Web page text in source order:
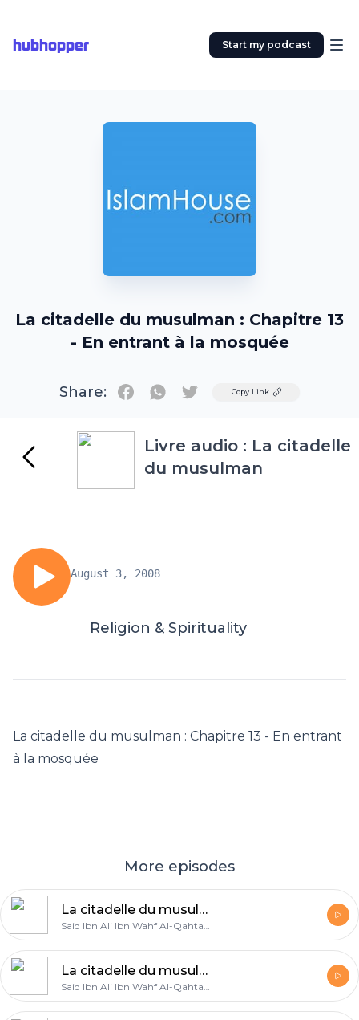
hubhopper Start my podcast
La citadelle du musulman : Chapitre 13
- En entrant à la mosquée
Share: TwitterCopy Link
Livre audio : La citadelle
du musulman
August 3, 2008
Religion & Spirituality
La citadelle du musulman : Chapitre 13 - En entrant
à la mosquée
More episodes
La citadelle du musulman : Chapitre 1 - Les invocations du réveil
Said Ibn Ali Ibn Wahf Al-Qahtany
La citadelle du musulman : Chapitre 13 - En entrant à la mosquée
Said Ibn Ali Ibn Wahf Al-Qahtany